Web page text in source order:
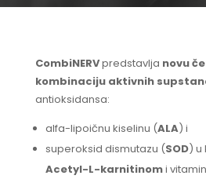
CombiNERVpredstavlja novu
kombinaciju aktivnih
antioksidansa:
alfa-lipoičnu kiselinu (ALA) i
superoksid dismutazu (SOD) u
Acetyl-L-karnitinomi